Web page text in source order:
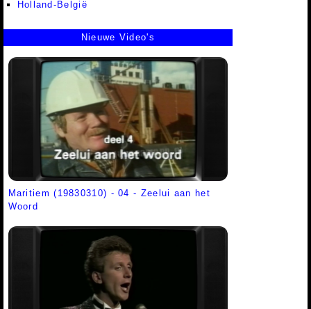
Holland-België
Nieuwe Video's
Maritiem (19830310) - 04 - Zeelui aan het
Woord